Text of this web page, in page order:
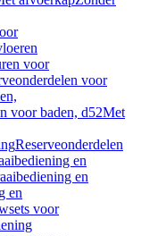
voor
voor
voor baden, d52Met
Reserveonderdelen
en
en
en
voor